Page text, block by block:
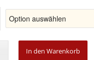
In den Warenkorb